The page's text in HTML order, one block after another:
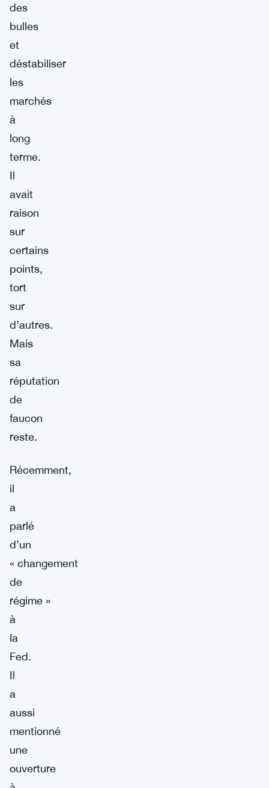
des
bulles
et
déstabiliser
les
marchés
à
long
terme.
Il
avait
raison
sur
certains
points,
tort
sur
d’autres.
Mais
sa
réputation
de
faucon
reste.
Récemment,
il
a
parlé
d’un
« changement
de
régime »
à
la
Fed.
Il
a
aussi
mentionné
une
ouverture